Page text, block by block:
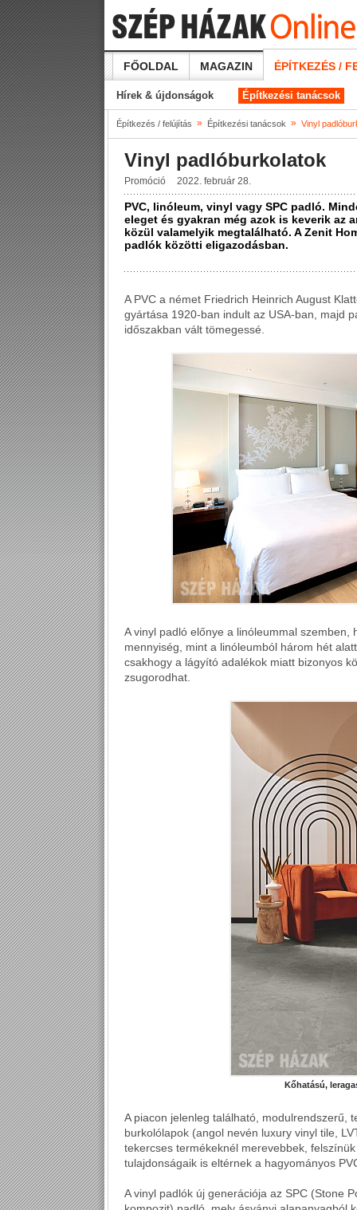
FŐOLDAL MAGAZIN ÉPÍTKEZÉS /
Hírek & újdonságok Építkezési tanácsok
Építkezés / felújítás » Építkezési tanácsok » Vinyl
Vinyl padlóburkolatok
Promóció 2022. február 28.
PVC, linóleum, vinyl vagy SPC padló.
eleget és gyakran még azok is keverik az
közül valamelyik megtalálható. A Zenit
padlók közötti eligazodásban.
A PVC a német Friedrich Heinrich August
gyártása 1920-ban indult az USA-ban, majd
időszakban vált tömegessé.
A vinyl padló előnye a linóleummal
mennyiség, mint a linóleumból három hét
csakhogy a lágyító adalékok miatt bizonyos
zsugorodhat.
Kőhatású,
A piacon jelenleg található, modulrendszerű,
burkolólapok (angol nevén luxury vinyl tile,
tekercses termékeknél merevebbek,
tulajdonságaik is eltérnek a hagyományos
A vinyl padlók új generációja az SPC (Stone